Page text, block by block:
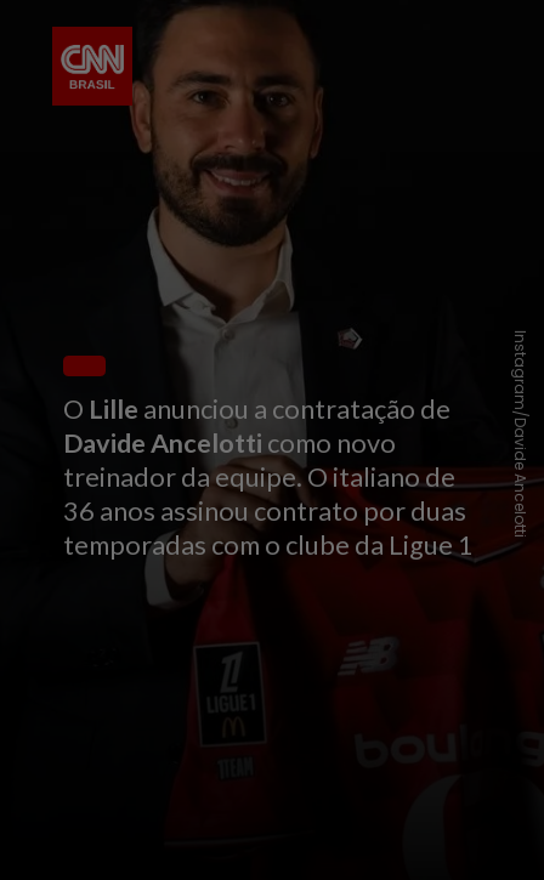
O Lille anunciou a contratação de
Davide Ancelotti como novo
treinador da equipe. O italiano de
36 anos assinou contrato por duas
temporadas com o clube da Ligue 1
Instagram/Davide Ancelotti